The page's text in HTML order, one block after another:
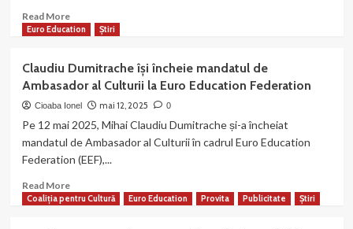
scriitorului
Aurel
Read MoreRead
more
noastră
a
publicat
numărul
al
revistei
CRITIC
Euro Education Știri
Claudiu Dumitrache își încheie mandatul de
Ambasador al Culturii la Euro Education Federation
Cioaba Ionel mai 12, 2025 0
Pe 12 mai 2025, Mihai Claudiu Dumitrache și-a încheiat
mandatul de Ambasador al Culturii în cadrul Euro Education
Federation (EEF),...
Read MoreRead
more
Coaliția pentru Cultură Euro Education Provita Publicitate Știri